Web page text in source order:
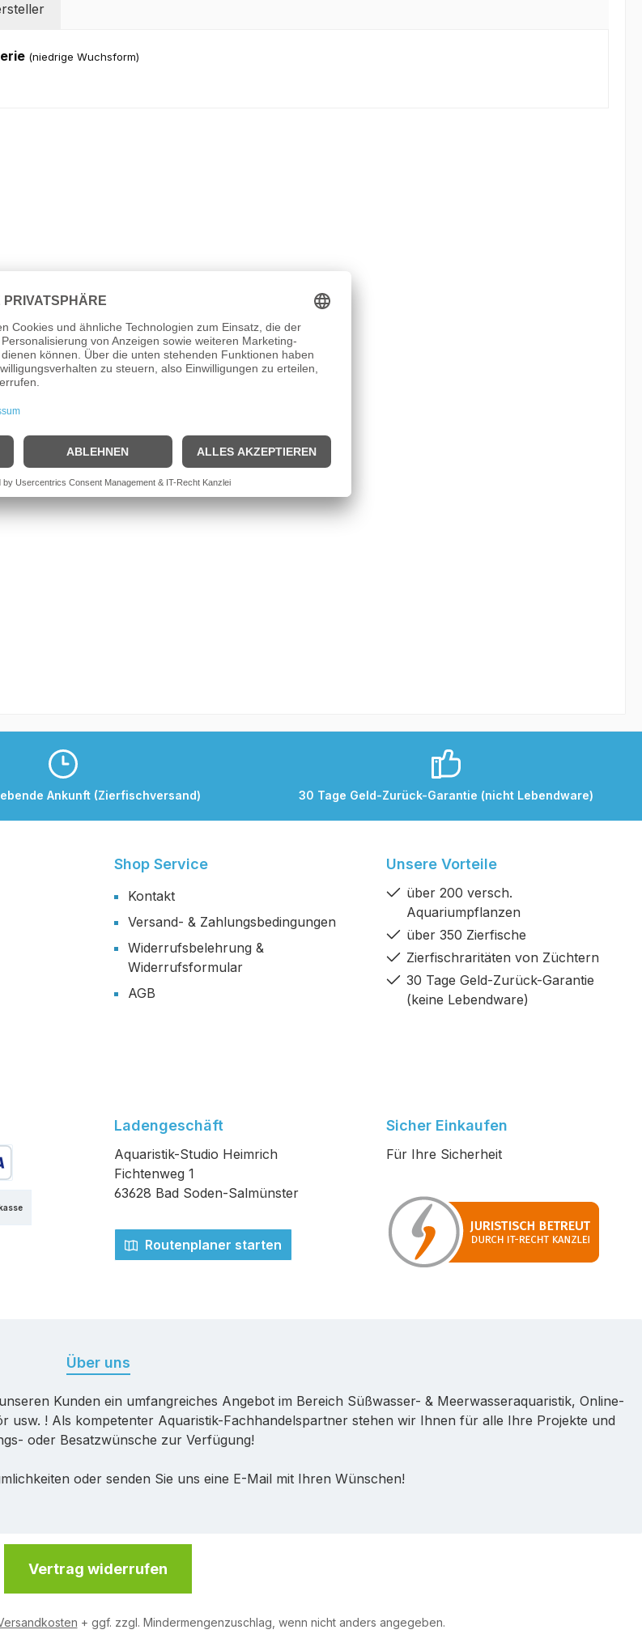
(niedrige Wuchsform)
Ankunft (Zierfischversand) 30 Tage Geld-Zurück-Garantie (nicht Lebendware)
Shop Service
Kontakt
Versand- & Zahlungsbedingungen
Widerrufsbelehrung &
Widerrufsformular
AGB
Unsere Vorteile
über 200 versch.
Aquariumpflanzen
über 350 Zierfische
Zierfischraritäten von Züchtern
30 Tage Geld-Zurück-Garantie
(keine Lebendware)
Ladengeschäft
Aquaristik-Studio Heimrich
Fichtenweg 1
63628 Bad Soden-Salmünster
Routenplaner starten
Sicher Einkaufen
Für Ihre Sicherheit
Über uns
Kunden ein umfangreiches Angebot im Bereich Süßwasser- & Meerwasseraquaristik, Online-
! Als kompetenter Aquaristik-Fachhandelspartner stehen wir Ihnen für alle Ihre Projekte und
oder Besatzwünsche zur Verfügung!
oder senden Sie uns eine E-Mail mit Ihren Wünschen!
Vertrag widerrufen
+ ggf. zzgl. Mindermengenzuschlag, wenn nicht anders angegeben.